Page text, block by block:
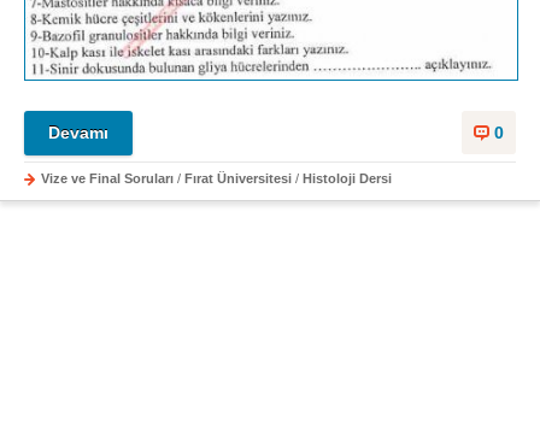
0
Devamı
Vize ve Final Soruları / Fırat Üniversitesi / Histoloji Dersi